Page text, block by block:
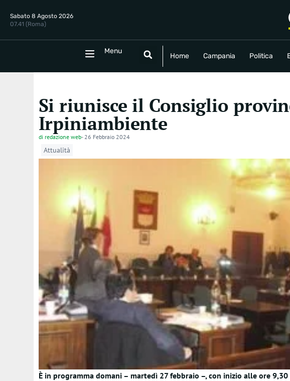
Sabato 8 Agosto 2026
07.41 (Roma)
Menu
Home Campania Politica
Home Campania Politica Economia
Si riunisce il Consiglio
Irpiniambiente
di redazione web- 26 Febbraio 2024
Attualità
È in programma domani – martedì 27 febbraio –, con inizio alle ore 9,30